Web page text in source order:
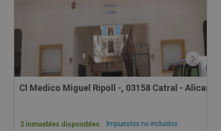
Cl Medico Miguel Ripoll -, 03158 Catral - Alicante
Impuestos no incluidos
2 inmuebles disponibles